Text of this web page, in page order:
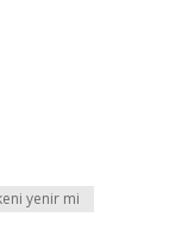
yenir mi